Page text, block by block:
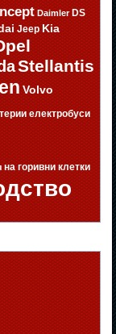
Daimler DS
Jeep Kia
Stellantis
Volvo
електробуси
на горивни клетки